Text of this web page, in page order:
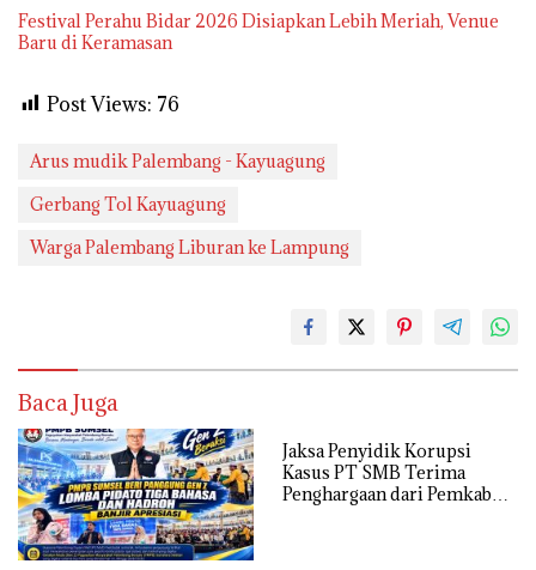
Festival Perahu Bidar 2026 Disiapkan Lebih Meriah, Venue
Baru di Keramasan
Post Views: 76
Arus mudik Palembang - Kayuagung
Gerbang Tol Kayuagung
Warga Palembang Liburan ke Lampung
Baca Juga
Jaksa Penyidik Korupsi
Kasus PT SMB Terima
Penghargaan dari Pemkab